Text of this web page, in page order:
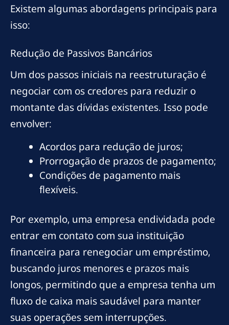
Existem algumas abordagens principais para
isso:
Redução de Passivos Bancários
Um dos passos iniciais na reestruturação é
negociar com os credores para reduzir o
montante das dívidas existentes. Isso pode
envolver:
Acordos para redução de juros;
Prorrogação de prazos de pagamento;
Condições de pagamento mais
flexíveis.
Por exemplo, uma empresa endividada pode
entrar em contato com sua instituição
financeira para renegociar um empréstimo,
buscando juros menores e prazos mais
longos, permitindo que a empresa tenha um
fluxo de caixa mais saudável para manter
suas operações sem interrupções.